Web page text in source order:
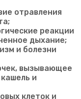
отравления
реакции
дыхание;
и болезни
вызывающее
и
клеток и